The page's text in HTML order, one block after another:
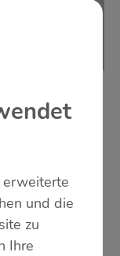
2026 18:00
2026 19:30
90 min
erweiterte
und die
zu
Ihre